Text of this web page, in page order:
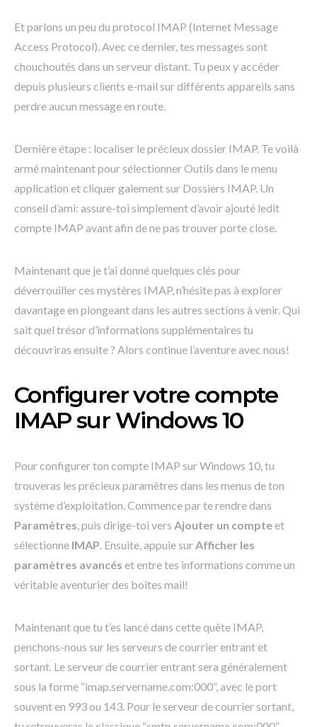
Et parlons un peu du protocol IMAP (Internet Message
Access Protocol). Avec ce dernier, tes messages sont
chouchoutés dans un serveur distant. Tu peux y accéder
depuis plusieurs clients e-mail sur différents appareils sans
perdre aucun message en route.
Dernière étape : localiser le précieux dossier IMAP. Te voilà
armé maintenant pour sélectionner Outils dans le menu
application et cliquer gaiement sur Dossiers IMAP. Un
conseil d’ami: assure-toi simplement d’avoir ajouté ledit
compte IMAP avant afin de ne pas trouver porte close.
Maintenant que je t’ai donné quelques clés pour
déverrouiller ces mystères IMAP, n’hésite pas à explorer
davantage en plongeant dans les autres sections à venir. Qui
sait quel trésor d’informations supplémentaires tu
découvriras ensuite ? Alors continue l’aventure avec nous!
Configurer votre compte
IMAP sur Windows 10
Pour configurer ton compte IMAP sur Windows 10, tu
trouveras les précieux paramètres dans les menus de ton
système d’exploitation. Commence par te rendre dans
Paramètres , puis dirige-toi vers Ajouter un compteet
sélectionne IMAP . Ensuite, appuie sur Afficher les
paramètres avancés et entre tes informations comme un
véritable aventurier des boîtes mail!
Maintenant que tu t’es lancé dans cette quête IMAP,
penchons-nous sur les serveurs de courrier entrant et
sortant. Le serveur de courrier entrant sera généralement
sous la forme “imap.servername.com:000”, avec le port
souvent en 993 ou 143. Pour le serveur de courrier sortant,